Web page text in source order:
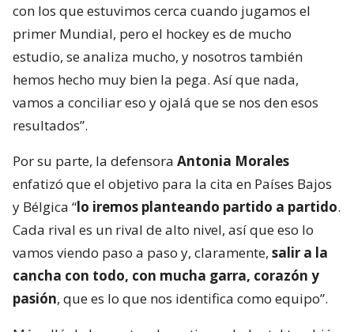
con los que estuvimos cerca cuando jugamos el
primer Mundial, pero el hockey es de mucho
estudio, se analiza mucho, y nosotros también
hemos hecho muy bien la pega. Así que nada,
vamos a conciliar eso y ojalá que se nos den esos
resultados”.
Por su parte, la defensora Antonia Morales
enfatizó que el objetivo para la cita en Países Bajos
y Bélgica “lo iremos planteando partido a partido.
Cada rival es un rival de alto nivel, así que eso lo
vamos viendo paso a paso y, claramente, salir a la
cancha con todo, con mucha garra, corazón y
pasión, que es lo que nos identifica como equipo”.